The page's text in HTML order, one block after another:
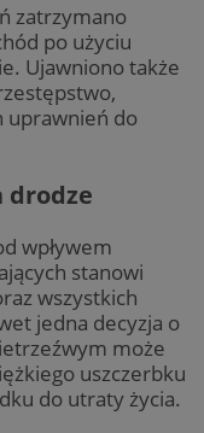
zatrzymano
po użyciu
Ujawniono także
uprawnień do
drodze
wpływem
stanowi
wszystkich
jedna decyzja o
może
uszczerbku
do utraty życia.